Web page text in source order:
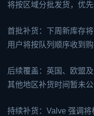
将按区域分批发货，优
首批补货：下周新库存
用户将按队列顺序收到购
后续覆盖：英国、欧盟
其他地区补货时间暂未公
持续补货：Valve 强调